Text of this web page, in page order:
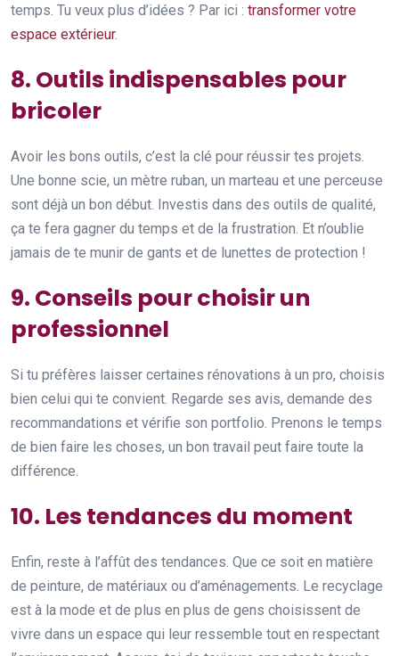
temps. Tu veux plus d’idées ? Par ici : transformer votre
espace extérieur.
8. Outils indispensables pour
bricoler
Avoir les bons outils, c’est la clé pour réussir tes projets.
Une bonne scie, un mètre ruban, un marteau et une perceuse
sont déjà un bon début. Investis dans des outils de qualité,
ça te fera gagner du temps et de la frustration. Et n’oublie
jamais de te munir de gants et de lunettes de protection !
9. Conseils pour choisir un
professionnel
Si tu préfères laisser certaines rénovations à un pro, choisis
bien celui qui te convient. Regarde ses avis, demande des
recommandations et vérifie son portfolio. Prenons le temps
de bien faire les choses, un bon travail peut faire toute la
différence.
10. Les tendances du moment
Enfin, reste à l’affût des tendances. Que ce soit en matière
de peinture, de matériaux ou d’aménagements. Le recyclage
est à la mode et de plus en plus de gens choisissent de
vivre dans un espace qui leur ressemble tout en respectant